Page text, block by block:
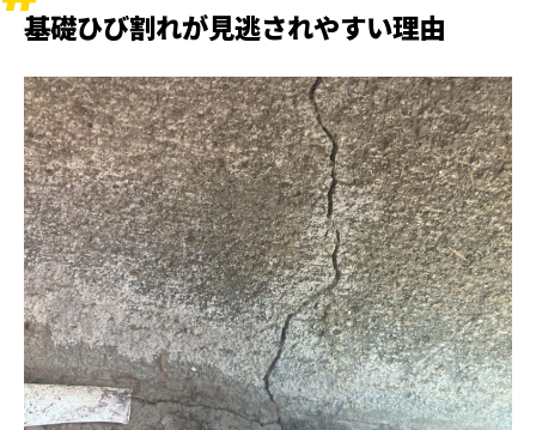
基礎ひび割れが見逃されやすい理由